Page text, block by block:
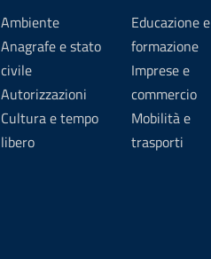
Ambiente
Anagrafe e stato
civile
Autorizzazioni
Cultura e tempo
libero
Educazione e
formazione
Imprese e
commercio
Mobilità e
trasporti